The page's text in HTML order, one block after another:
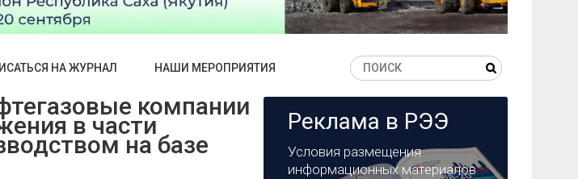
НА ЖУРНАЛ НАШИ МЕРОПРИЯТИЯ
компании
в части
на базе
Реклама в РЭЭ
Условия размещения
информационных материалов